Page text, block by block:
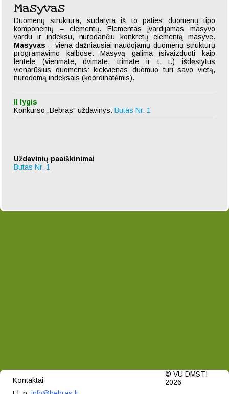
Masyvas
Duomenų struktūra, sudaryta iš to paties duomenų tipo
komponentų – elementų. Elementas įvardijamas masyvo
vardu ir indeksu, nurodančiu konkretų elementą masyve.
Masyvas – viena dažniausiai naudojamų duomenų struktūrų
programavimo kalbose. Masyvą galima įsivaizduoti kaip
lentele (vienmate, dvimate, trimate ir t. t.) išdėstytus
vienarūšius duomenis: kiekvienas duomuo turi savo vietą,
nurodomą indeksais (koordinatėmis).
II lygis
Konkurso „Bebras“ uždavinys: Butas Nr. 1
Uždavinių paaiškinimai
Butas Nr. 1
© VU DMSTI
2026
Kontaktai